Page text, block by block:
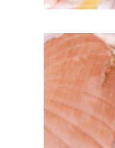
CUILLÈRE